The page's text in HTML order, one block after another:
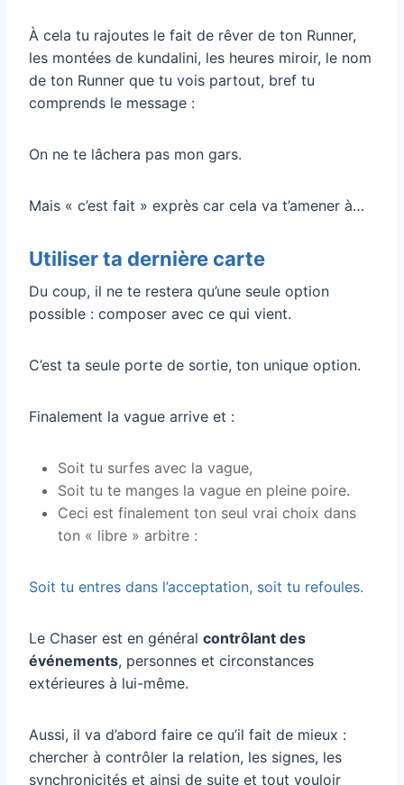
À cela tu rajoutes le fait de rêver de ton Runner,
les montées de kundalini, les heures miroir, le nom
de ton Runner que tu vois partout, bref tu
comprends le message :
On ne te lâchera pas mon gars.
Mais « c’est fait » exprès car cela va t’amener à…
Utiliser ta dernière carte
Du coup, il ne te restera qu’une seule option
possible : composer avec ce qui vient.
C’est ta seule porte de sortie, ton unique option.
Finalement la vague arrive et :
Soit tu surfes avec la vague,
Soit tu te manges la vague en pleine poire.
Ceci est finalement ton seul vrai choix dans
ton « libre » arbitre :
Soit tu entres dans l’acceptation, soit tu refoules.
Le Chaser est en général contrôlant des
événements, personnes et circonstances
extérieures à lui-même.
Aussi, il va d’abord faire ce qu’il fait de mieux :
chercher à contrôler la relation, les signes, les
synchronicités et ainsi de suite et tout vouloir